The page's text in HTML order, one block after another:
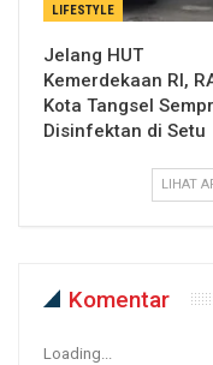
LIFESTYLE
Jelang HUT
Kemerdekaan RI,
Kota Tangsel
Disinfektan di Setu
LIHAT
Komentar
Loading...